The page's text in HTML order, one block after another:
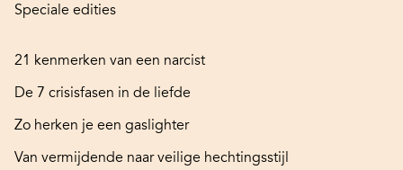
Speciale edities
21 kenmerken van een narcist
De 7 crisisfasen in de liefde
Zo herken je een gaslighter
Van vermijdende naar veilige hechtingsstijl